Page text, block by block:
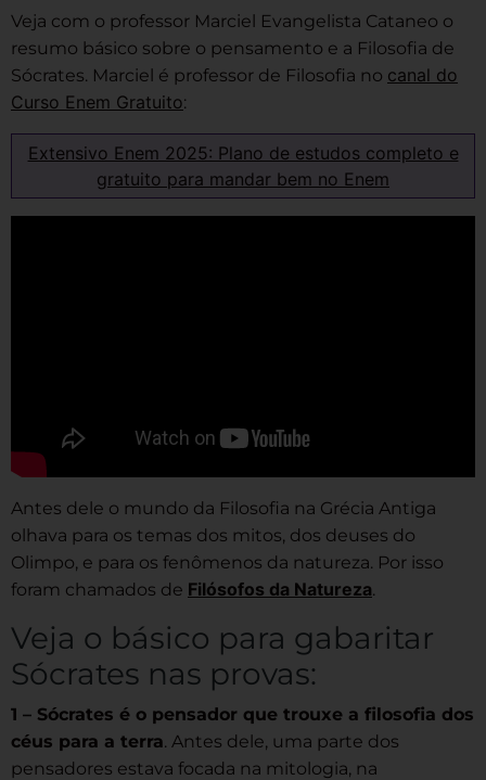
Veja com o professor Marciel Evangelista Cataneo o
resumo básico sobre o pensamento e a Filosofia de
Sócrates. Marciel é professor de Filosofia no canal do
Curso Enem Gratuito:
Extensivo Enem 2025: Plano de estudos completo e
gratuito para mandar bem no Enem
Antes dele o mundo da Filosofia na Grécia Antiga
olhava para os temas dos mitos, dos deuses do
Olimpo, e para os fenômenos da natureza. Por isso
foram chamados de Filósofos da Natureza.
Veja o básico para gabaritar
Sócrates nas provas:
1 – Sócrates é o pensador que trouxe a filosofia dos
céus para a terra. Antes dele, uma parte dos
pensadores estava focada na mitologia, na